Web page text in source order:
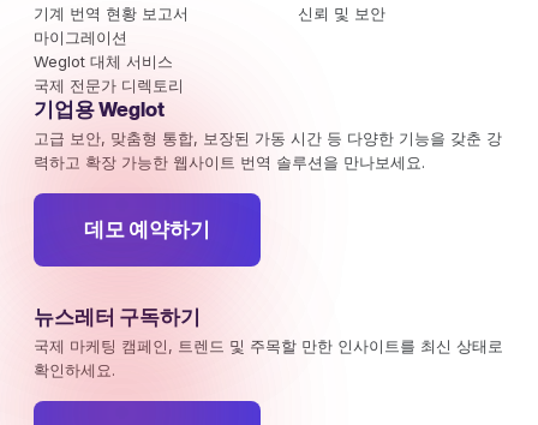
기계 번역 현황 보고서
마이그레이션
Weglot 대체 서비스
국제 전문가 디렉토리
신뢰 및 보안
기업용 Weglot
고급 보안, 맞춤형 통합, 보장된 가동 시간 등 다양한 기능을 갖춘 강
력하고 확장 가능한 웹사이트 번역 솔루션을 만나보세요.
데모 예약하기
뉴스레터 구독하기
국제 마케팅 캠페인, 트렌드 및 주목할 만한 인사이트를 최신 상태로
확인하세요.